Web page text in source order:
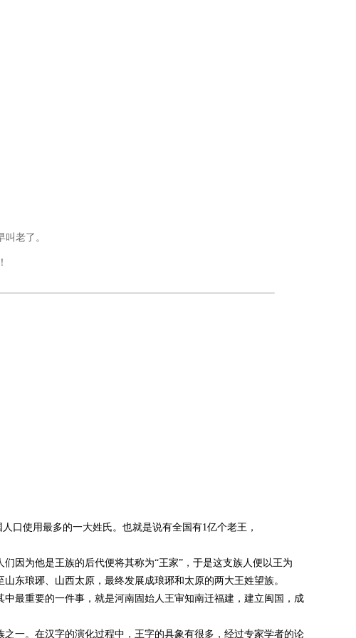
老了。
使用最多的一大姓氏。也就是说有全国有1亿个老王，
为他是王族的后代便将其称为“王家”，于是这支族人便以王为
东琅琊、山西太原，最终发展成琅琊和太原的两大王姓望族。
最重要的一件事，就是河南固始人王审知南迁福建，建立闽国，成
一。在汉字的演化过程中，王字的具象有很多，经过专家学者的论